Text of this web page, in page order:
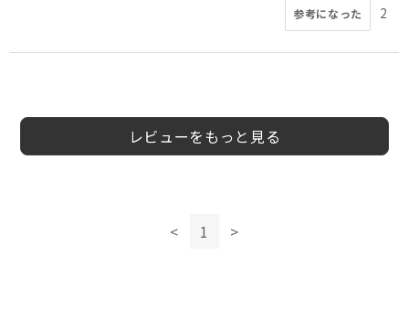
参考になった 2
レビューをもっと見る
< 1 >